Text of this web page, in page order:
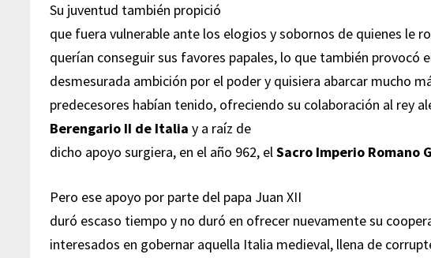
Su juventud también propició
que fuera vulnerable ante los elogios y sobornos de quienes le
querían conseguir sus favores papales, lo que también provocó
desmesurada ambición por el poder y quisiera abarcar mucho
predecesores habían tenido, ofreciendo su colaboración al rey
Berengario II de Italia y a raíz de
dicho apoyo surgiera, en el año 962, elSacro Imperio Romano
Pero ese apoyo por parte del papa Juan XII
duró escaso tiempo y no duró en ofrecer nuevamente su
interesados en gobernar aquella Italia medieval, llena de